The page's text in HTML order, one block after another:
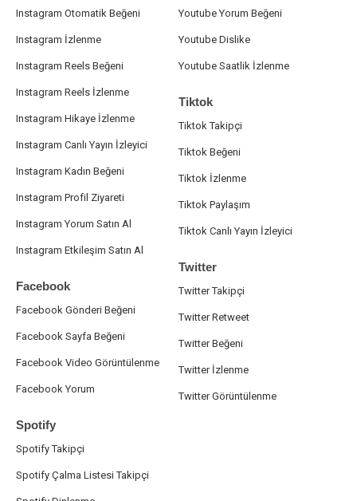
Instagram Otomatik Beğeni
Instagram İzlenme
Instagram Reels Beğeni
Instagram Reels İzlenme
Instagram Hikaye İzlenme
Instagram Canlı Yayın İzleyici
Instagram Kadın Beğeni
Instagram Profil Ziyareti
Instagram Yorum Satın Al
Instagram Etkileşim Satın Al
Facebook
Facebook Gönderi Beğeni
Facebook Sayfa Beğeni
Facebook Video Görüntülenme
Facebook Yorum
Spotify
Spotify Takipçi
Spotify Çalma Listesi Takipçi
Youtube Yorum Beğeni
Youtube Dislike
Youtube Saatlik İzlenme
Tiktok
Tiktok Takipçi
Tiktok Beğeni
Tiktok İzlenme
Tiktok Paylaşım
Tiktok Canlı Yayın İzleyici
Twitter
Twitter Takipçi
Twitter Retweet
Twitter Beğeni
Twitter İzlenme
Twitter Görüntülenme